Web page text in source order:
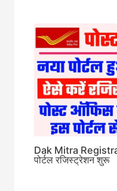
Dak Mitra
पोर्टल रजिस्ट्रेशन शुरू